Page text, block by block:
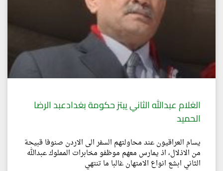
الغلام عبدالله الثاني يبتز حكومة بغدادعبد الرضا
الحميد
يسام العراقيون عند محاولتهم السفر الى الاردن صنوفا قبيحة
من الاذلال، اذ يمارس معهم موظفو مخابرات المملوك عبدالله
الثاني ابشع انواع الامتهان غالبا ما تنتهي